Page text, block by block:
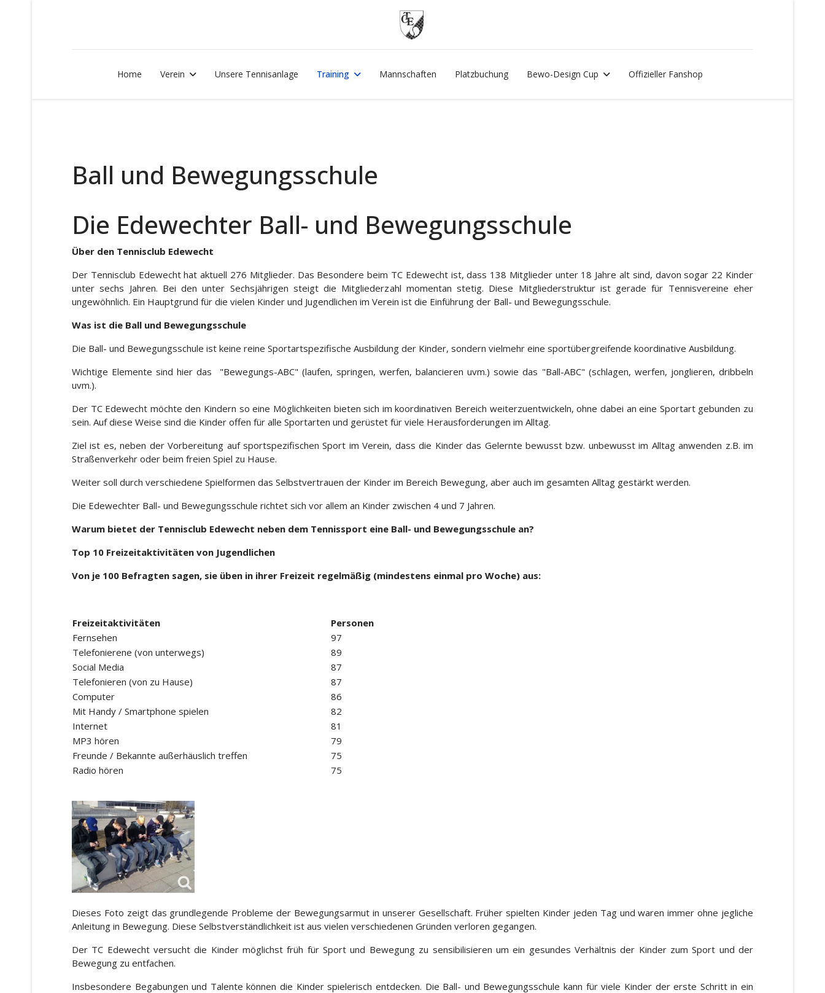
Home Verein Unsere Tennisanlage Training Mannschaften Platzbuchung Bewo-Design Cup Offizieller Fanshop
Ball und Bewegungsschule
Die Edewechter Ball- und Bewegungsschule
Über den Tennisclub Edewecht
Der Tennisclub Edewecht hat aktuell 276 Mitglieder. Das Besondere beim TC Edewecht ist, dass 138 Mitglieder unter 18 Jahre alt sind, davon sogar 22 Kinder
unter sechs Jahren. Bei den unter Sechsjährigen steigt die Mitgliederzahl momentan stetig. Diese Mitgliederstruktur ist gerade für Tennisvereine eher
ungewöhnlich. Ein Hauptgrund für die vielen Kinder und Jugendlichen im Verein ist die Einführung der Ball- und Bewegungsschule.
Was ist die Ball und Bewegungsschule
Die Ball- und Bewegungsschule ist keine reine Sportartspezifische Ausbildung der Kinder, sondern vielmehr eine sportübergreifende koordinative Ausbildung.
Wichtige Elemente sind hier das "Bewegungs-ABC" (laufen, springen, werfen, balancieren uvm.) sowie das "Ball-ABC" (schlagen, werfen, jonglieren, dribbeln
uvm.).
Der TC Edewecht möchte den Kindern so eine Möglichkeiten bieten sich im koordinativen Bereich weiterzuentwickeln, ohne dabei an eine Sportart gebunden zu
sein. Auf diese Weise sind die Kinder offen für alle Sportarten und gerüstet für viele Herausforderungen im Alltag.
Ziel ist es, neben der Vorbereitung auf sportspezifischen Sport im Verein, dass die Kinder das Gelernte bewusst bzw. unbewusst im Alltag anwenden z.B. im
Straßenverkehr oder beim freien Spiel zu Hause.
Weiter soll durch verschiedene Spielformen das Selbstvertrauen der Kinder im Bereich Bewegung, aber auch im gesamten Alltag gestärkt werden.
Die Edewechter Ball- und Bewegungsschule richtet sich vor allem an Kinder zwischen 4 und 7 Jahren.
Warum bietet der Tennisclub Edewecht neben dem Tennissport eine Ball- und Bewegungsschule an?
Top 10 Freizeitaktivitäten von Jugendlichen
Von je 100 Befragten sagen, sie üben in ihrer Freizeit regelmäßig (mindestens einmal pro Woche) aus:
Freizeitaktivitäten
Personen
Fernsehen
97
Telefonierene (von unterwegs)
89
Social Media
87
Telefonieren (von zu Hause)
87
Computer
86
Mit Handy / Smartphone spielen
82
Internet
81
MP3 hören
79
Freunde / Bekannte außerhäuslich treffen
75
Radio hören
75
Dieses Foto zeigt das grundlegende Probleme der Bewegungsarmut in unserer Gesellschaft. Früher spielten Kinder jeden Tag und waren immer ohne jegliche
Anleitung in Bewegung. Diese Selbstverständlichkeit ist aus vielen verschiedenen Gründen verloren gegangen.
Der TC Edewecht versucht die Kinder möglichst früh für Sport und Bewegung zu sensibilisieren um ein gesundes Verhältnis der Kinder zum Sport und der
Bewegung zu entfachen.
Insbesondere Begabungen und Talente können die Kinder spielerisch entdecken. Die Ball- und Bewegungsschule kann für viele Kinder der erste Schritt in ein